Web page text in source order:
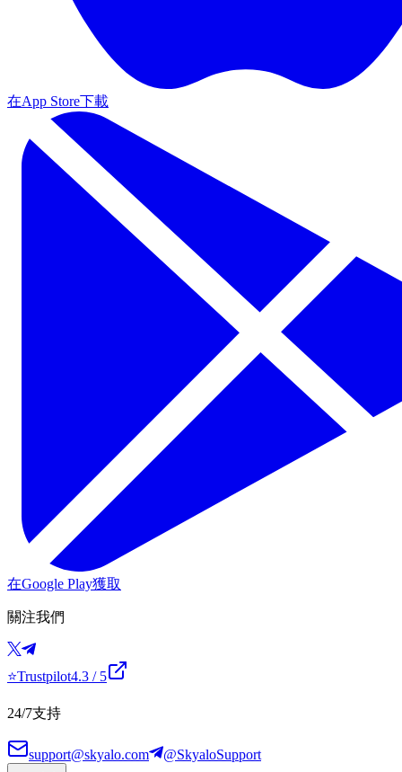
在App Store下載
在Google Play獲取
關注我們
⭐Trustpilot4.3 / 5
24/7支持
support@skyalo.com @SkyaloSupport